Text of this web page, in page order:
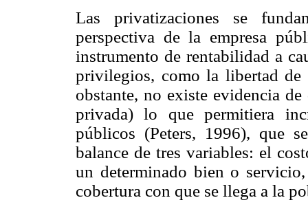
Las privatizaciones se
perspectiva de la empresa
instrumento de rentabilidad a
privilegios, como la libertad de
obstante, no existe evidencia
privada) lo que permitiera
públicos (Peters, 1996), que
balance de tres variables: el
un determinado bien o
cobertura con que se llega a la